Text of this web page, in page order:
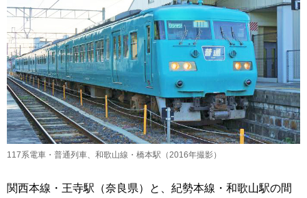
117系電車・普通列車、和歌山線・橋本駅（2016年撮影）
関西本線・王寺駅（奈良県）と、紀勢本線・和歌山駅の間